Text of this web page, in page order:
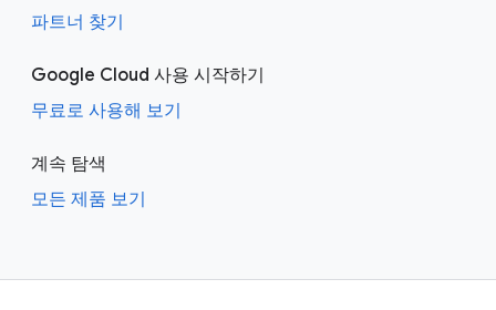
파트너 찾기
Google Cloud 사용 시작하기
무료로 사용해 보기
계속 탐색
모든 제품 보기